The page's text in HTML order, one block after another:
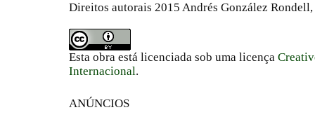
Direitos autorais 2015 Andrés González
Esta obra está licenciada sob uma licença
Internacional.
ANÚNCIOS